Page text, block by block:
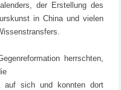
der Erstellung des
in China und vielen
herrschten,
auf sich und konnten dort